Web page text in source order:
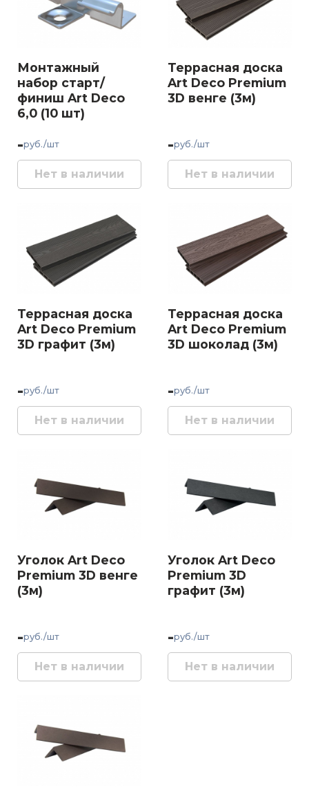
Монтажный
набор старт/
финиш Art Deco
6,0 (10 шт)
-руб./шт
Нет в наличии
Террасная доска
Art Deco Premium
3D венге (3м)
-руб./шт
Нет в наличии
Террасная доска
Art Deco Premium
3D графит (3м)
-руб./шт
Нет в наличии
Террасная доска
Art Deco Premium
3D шоколад (3м)
-руб./шт
Нет в наличии
Уголок Art Deco
Premium 3D венге
(3м)
-руб./шт
Нет в наличии
Уголок Art Deco
Premium 3D
графит (3м)
-руб./шт
Нет в наличии